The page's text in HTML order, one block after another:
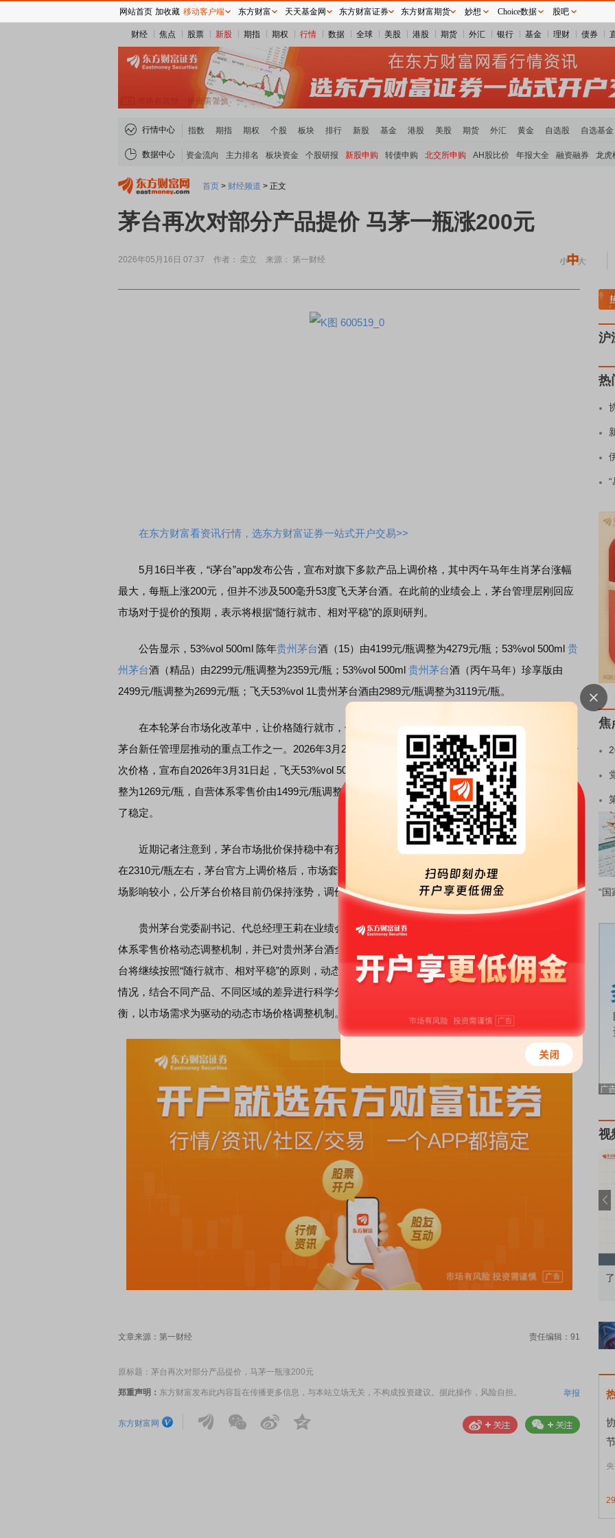
财经 焦点 股票 新股 期指 期权 行情 数据 全球 美股 港股 期货 外汇 银行 基金 理财 债券
行情中心 指数 期指 期权 个股 板块 排行 新股 基金 港股 美股 期货 外汇 黄金 自选股 自选基金
数据中心 资金流向 主力排名 板块资金 个股研报 新股申购 转债申购 北交所申购 AH股比价 年报大全 融资融券 龙虎
首页 > 财经频道 > 正文
茅台再次对部分产品提价 马茅一瓶涨200元
2026年05月16日 07:37 作者： 栾立 来源： 第一财经
在东方财富看资讯行情，选东方财富证券一站式开户交易>>
5月16日半夜，“i茅台”app发布公告，宣布对旗下多款产品上调价格，其中丙午马年生肖茅台涨幅
最大，每瓶上涨200元，但并不涉及500毫升53度飞天茅台酒。在此前的业绩会上，茅台管理层刚回应
市场对于提价的预期，表示将根据“随行就市、相对平稳”的原则研判。
公告显示，53%vol 500ml 陈年贵州茅台酒（15）由4199元/瓶调整为4279元/瓶；53%vol 500ml 贵
州茅台酒（精品）由2299元/瓶调整为2359元/瓶；53%vol 500ml 贵州茅台酒（丙午马年）珍享版由
2499元/瓶调整为2699元/瓶；飞天53%vol 1L贵州茅台酒由2989元/瓶调整为3119元/瓶。
在本轮茅台市场化改革中，让价格随行就市，促进价量平衡，减少市场波动，防止价格炒作也是
茅台新任管理层推动的重点工作之一。2026年3月20日，随着市场价格回升，贵州茅台就已经上调过一
次价格，宣布自2026年3月31日起，飞天53%vol 500ml贵州茅台酒（2026）销售合同价由1169元/瓶调
整为1269元/瓶，自营体系零售价由1499元/瓶调整为1539元/瓶，调价后茅台批价缓慢上行，之后保持
了稳定。
近期记者注意到，茅台市场批价保持稳中有升，公斤茅台的批价在3260元/瓶左右，精品茅台批价
在2310元/瓶左右，茅台官方上调价格后，市场套利空间再次缩小。有酒商认为，精品和15年调价对市
场影响较小，公斤茅台价格目前仍保持涨势，调价后不排除还会继续上涨。
贵州茅台党委副书记、代总经理王莉在业绩会上表示，茅台已建立了“随行就市、相对平稳”的自营
体系零售价格动态调整机制，并已对贵州茅台酒全产品自营体系零售价格完成首次价格调整。未来茅
台将继续按照“随行就市、相对平稳”的原则，动态监测市场供需变化、消费趋势、渠道库存及终端动销
情况，结合不同产品、不同区域的差异进行科学分析和充分研判，努力构建基于供需适配、量价平
衡，以市场需求为驱动的动态市场价格调整机制。具体情况请以公司官方发布的信息为准。
文章来源：第一财经 责任编辑：91
原标题：茅台再次对部分产品提价，马茅一瓶涨200元
郑重声明： 东方财富发布此内容旨在传播更多信息，与本站立场无关，不构成投资建议。据此操作，风险自担。 举报
东方财富网
沪
热
焦
“国
视
首席连线｜东方财富证券陈果：A股再平衡的
风，将吹向何处
债券知识通识：从基础认知到特色品种
网站首页 加收藏 移动客户端 东方财富 天天基金网 东方财富证券 东方财富期货 妙想 Choice数据 股吧